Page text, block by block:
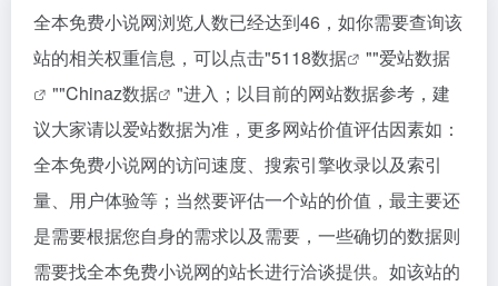
全本免费小说网浏览人数已经达到46，如你需要查询该
站的相关权重信息，可以点击"5118数据 ""爱站数据
""Chinaz数据
"进入；以目前的网站数据参考，建
议大家请以爱站数据为准，更多网站价值评估因素如：
全本免费小说网的访问速度、搜索引擎收录以及索引
量、用户体验等；当然要评估一个站的价值，最主要还
是需要根据您自身的需求以及需要，一些确切的数据则
需要找全本免费小说网的站长进行洽谈提供。如该站的